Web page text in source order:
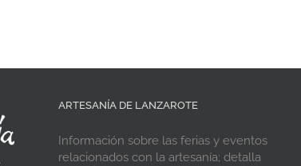
ARTESANÍA DE LANZAROTE
Información sobre las ferias y eventos
relacionados con la artesanía; detalla